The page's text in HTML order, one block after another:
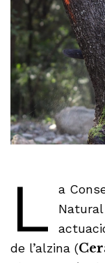
L
a
de l’alzina (